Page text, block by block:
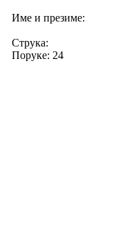
Име и презиме:
Струка:
Поруке: 24